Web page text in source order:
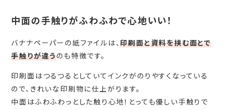
中面の手触りがふわふわで心地いい！
バナナペーパーの紙ファイルは、印刷面と資料を挟む面とで
手触りが違うのも特徴です。
印刷面はつるつるとしていてインクがのりやすくなっている
ので、きれいな印刷物に仕上がります。
中面はふわふわっとした触り心地！とっても優しい手触りで